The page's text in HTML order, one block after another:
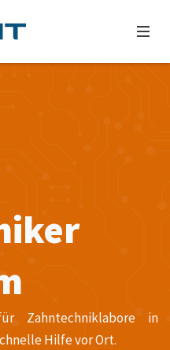
Zahntechniklabore in
Hilfe vor Ort.